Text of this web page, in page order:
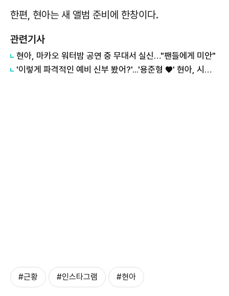
한편, 현아는 새 앨범 준비에 한창이다.
관련기사
현아, 마카오 워터밤 공연 중 무대서 실신…"팬들에게 미안"
'이렇게 파격적인 예비 신부 봤어?'...'용준형 ♥' 현아, 시스루 패션으로 섹시美 폭발
#근황 #인스타그램 #현아